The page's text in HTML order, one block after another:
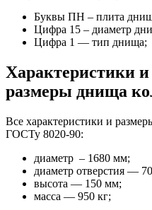
Буквы ПН – плита
Цифра 15 – диаметр
Цифра 1 — тип днища;
Характеристики и
размеры днища
Все характеристики и
ГОСТу 8020-90:
диаметр – 1680 мм;
диаметр отверстия —
высота — 150 мм;
масса — 950 кг;